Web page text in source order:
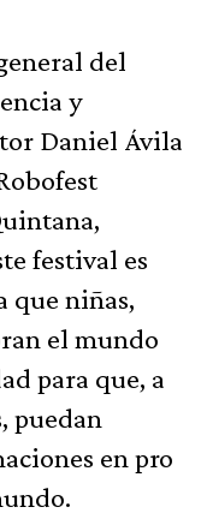
del
y
Daniel Ávila
festival es
que niñas,
el mundo
para que, a
puedan
en pro